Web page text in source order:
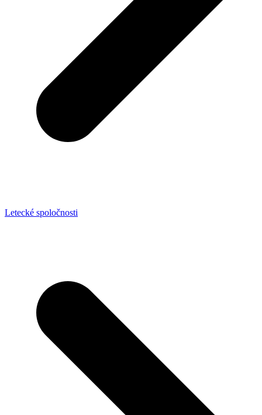
Letecké spoločnosti